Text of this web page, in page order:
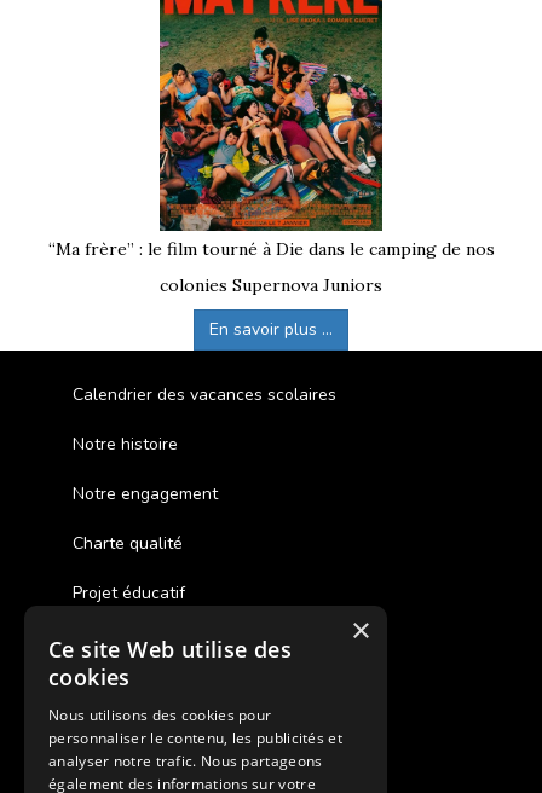
“Ma frère” : le film tourné à Die dans le camping de nos
colonies Supernova Juniors
En savoir plus ...
Calendrier des vacances scolaires
Notre histoire
Notre engagement
Charte qualité
Projet éducatif
Des colonies de vacances inclusives
Assurances annulations
Aides financières pour partir en colonie
×
Ce site Web utilise des
cookies
Nous utilisons des cookies pour
personnaliser le contenu, les publicités et
analyser notre trafic. Nous partageons
également des informations sur votre